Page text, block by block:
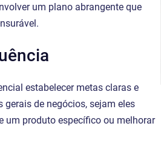
um plano abrangente que
estabelecer metas claras e
de negócios, sejam eles
um produto específico ou melhorar